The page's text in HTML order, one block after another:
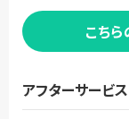
こち
アフターサービス